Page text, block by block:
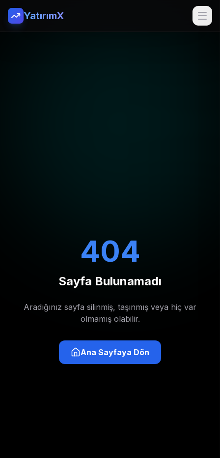
YatırımX
404
Sayfa Bulunamadı
Aradığınız sayfa silinmiş, taşınmış veya hiç var
olmamış olabilir.
Ana Sayfaya Dön